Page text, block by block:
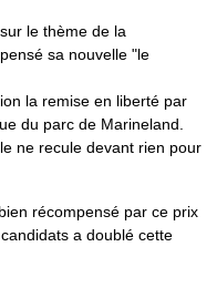
sur le thème de la
sa nouvelle "le
la remise en liberté par
du parc de Marineland.
ne recule devant rien pour
récompensé par ce prix
a doublé cette